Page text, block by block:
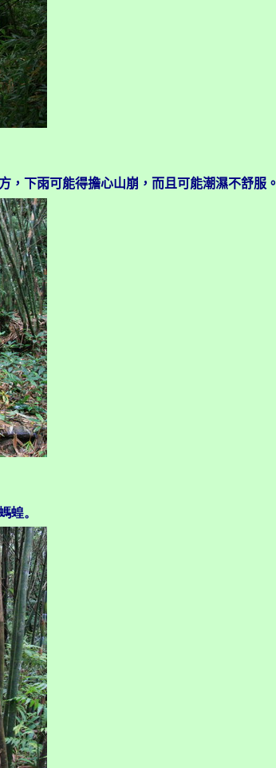
，下雨可能得擔心山崩，而且可能潮濕不舒服。
蝗。